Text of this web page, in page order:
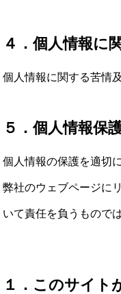
４．個人情報に
個人情報に関する苦情
５．個人情報保
個人情報の保護を適切
弊社のウェブページに
いて責任を負うもので
１．このサイト